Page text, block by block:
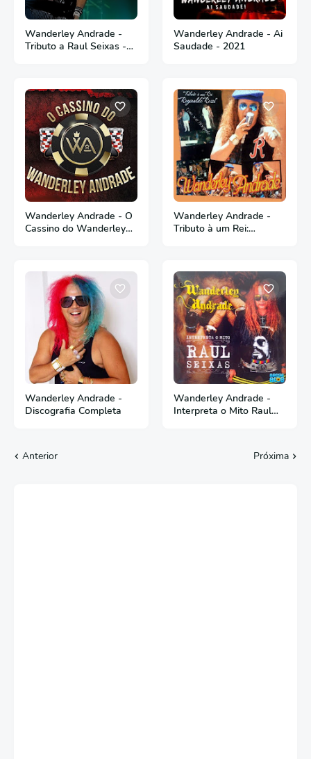
Wanderley Andrade -
Tributo a Raul Seixas -
Wanderley Andrade - Ai
Saudade - 2021
Wanderley Andrade - O
Cassino do Wanderley
Wanderley Andrade -
Tributo à um Rei:
Wanderley Andrade -
Discografia Completa
Wanderley Andrade -
Interpreta o Mito Raul
Anterior Próxima